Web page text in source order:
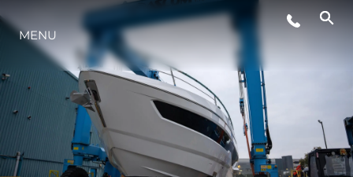
LIFESTYLE
INNOVAZIONE
L'AZIENDA
MENU